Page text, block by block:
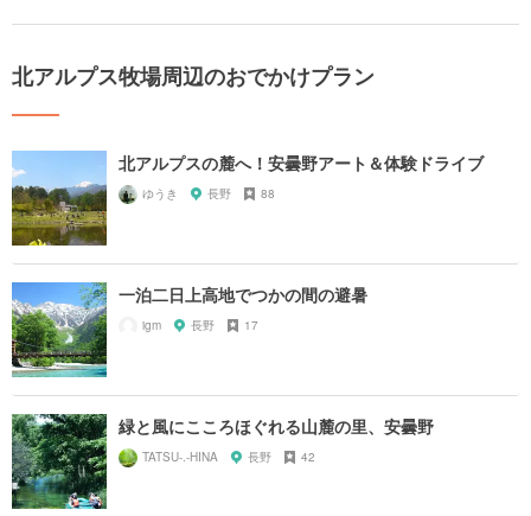
北アルプス牧場周辺のおでかけプラン
北アルプスの麓へ！安曇野アート＆体験ドライブ
ゆうき 長野 88
一泊二日上高地でつかの間の避暑
igm 長野 17
緑と風にこころほぐれる山麓の里、安曇野
TATSU-.-HINA 長野 42